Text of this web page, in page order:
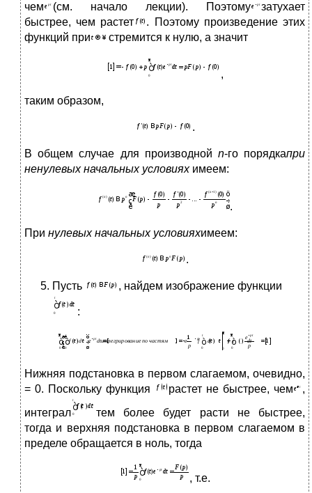
чем
(см. начало лекции). Поэтому
затухает
быстрее, чем растет
. Поэтому произведение этих
функций при
стремится к нулю, а значит
,
таким образом,
.
В общем случае для производной n-го порядкапри
ненулевых начальных условиях имеем:
.
При нулевых начальных условияхимеем:
.
Пусть , найдем изображение функции
:
Нижняя подстановка в первом слагаемом, очевидно,
= 0. Поскольку функция
растет не быстрее, чем
,
интеграл
тем более будет расти не быстрее,
тогда и верхняя подстановка в первом слагаемом в
пределе обращается в ноль, тогда
, т.е.